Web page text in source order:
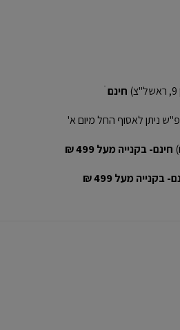
חינםׁ
ניתן לאסוף החל מיום א'
חינם- בקנייה מעל 499 ₪
בקנייה מעל 499 ₪